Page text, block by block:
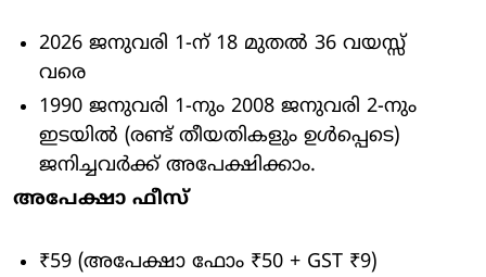
2026 ജനുവരി 1-ന് 18 മുതൽ 36 വയസ്സ്
വരെ
1990 ജനുവരി 1-നും 2008 ജനുവരി 2-നും
ഇടയിൽ (രണ്ട് തീയതികളും ഉൾപ്പെടെ)
ജനിച്ചവർക്ക് അപേക്ഷിക്കാം.
അപേക്ഷാ ഫീസ്
₹59 (അപേക്ഷാ ഫോം ₹50 + GST ₹9)